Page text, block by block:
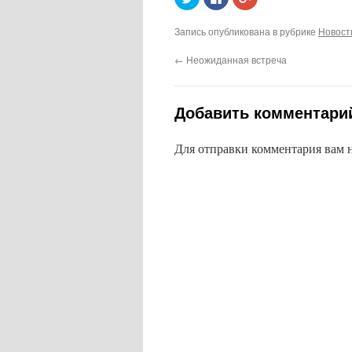
чтобы
поделиться
Twitter
новом
здесь,
чтобы
контентом
(Открывается
окне)
чтобы
Google+
новом
Запись опубликована в рубрике
← Неожиданная встреча
Добавить
Для отправки комментария вам